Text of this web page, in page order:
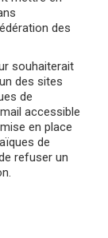
des
souhaiterait
des sites
de
accessible
en place
de
refuser un